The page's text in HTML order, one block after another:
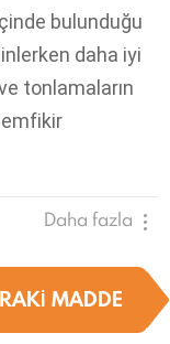
bulunduğu
daha iyi
tonlamaların
Daha fazla
MADDE